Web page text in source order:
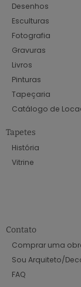
Desenhos
Esculturas
Fotografia
Gravuras
Livros
Pinturas
Tapeçaria
Catálogo de
Tapetes
História
Vitrine
Contato
Comprar uma
Sou Arquiteto/
FAQ